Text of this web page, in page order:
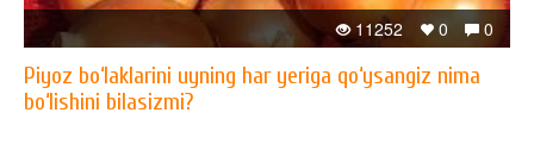
0
0
11252
Piyoz bo‘laklarini uyning har yeriga qo‘ysangiz nima
bo‘lishini bilasizmi?